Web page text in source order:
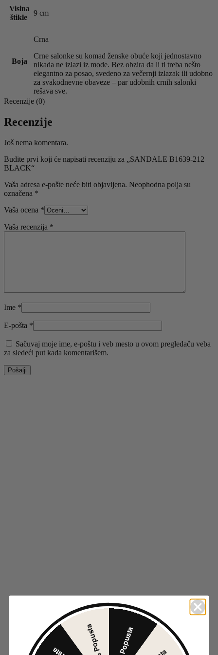
Visina
štikle
9 cm
Boja
Crna
Crne salonke su komad ženske obuće koji jednostavno
nikada ne izlazi iz mode. Bez obzira da li ti treba nešto
elegantno za posao, svedeno za večernji izlazak ili udobno
za svakodnevne obaveze – par udobnih crnih salonki
rešava sve.
Recenzije (0)
Recenzije
Još nema komentara.
Budite prvi koji će napisati recenziju za „SANDALE B1639-212
BLACK“
Vaša adresa e-pošte neće biti objavljena. Neophodna polja su
označena *
Vaša ocena *
Vaša recenzija *
Ime *
E-pošta *
Sačuvaj moje ime, e-poštu i veb mesto u ovom pregledaču veba
za sledeći put kada komentarišem.
5% Popusta
30% Popusta